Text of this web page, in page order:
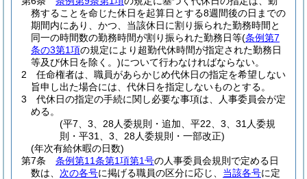
務することを命じた休日を起算日とする8週間後の日までの
期間内にあり、かつ、当該休日に割り振られた勤務時間と
同一の時間数の勤務時間が割り振られた勤務日等(条例第7
条の3第1項の規定により超勤代休時間が指定された勤務日
等及び休日を除く。)について行わなければならない。
2
任命権者は、職員があらかじめ代休日の指定を希望しない
旨申し出た場合には、代休日を指定しないものとする。
3
代休日の指定の手続に関し必要な事項は、人事委員会が定
める。
(平7、3、28人委規則・追加、平22、3、31人委規
則・平31、3、28人委規則・一部改正)
(年次有給休暇の日数)
第7条
条例第11条第1項第1号の人事委員会規則で定める日
数は、 次の各号に掲げる職員の区分に応じ、 当該各号に定